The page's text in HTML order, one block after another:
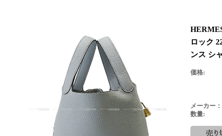
ロック
ンス シ
価格:
メーカー：
数量: